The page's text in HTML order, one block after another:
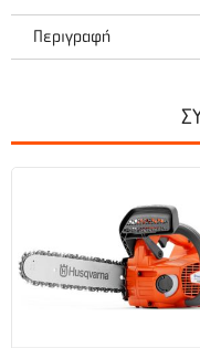
Περιγραφή
Βολικά και άνετα
Ιδανικά για
Διαθέτει ταινία
Δεν προκαλούν